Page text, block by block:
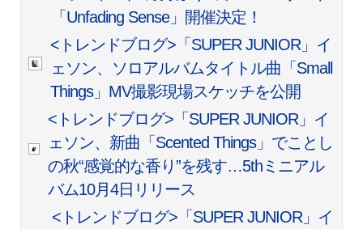
「Unfading Sense」開催決定！
<トレンドブログ>「SUPER JUNIOR」イ
ェソン、ソロアルバムタイトル曲「Small
Things」MV撮影現場スケッチを公開
<トレンドブログ>「SUPER JUNIOR」イ
ェソン、新曲「Scented Things」でことし
の秋“感覚的な香り”を残す…5thミニアル
バム10月4日リリース
<トレンドブログ>「SUPER JUNIOR」イ